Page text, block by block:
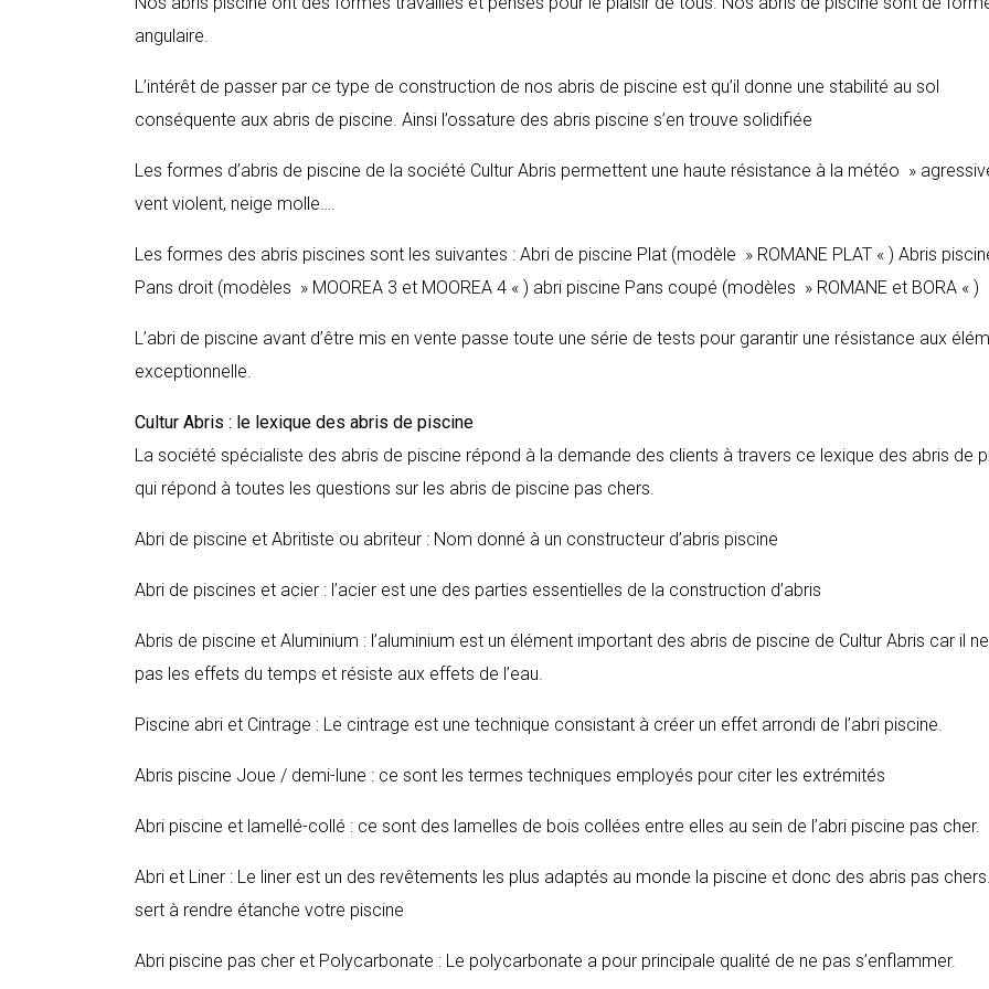
angulaire.
L’intérêt de passer par ce type de construction de nos abris de piscine est qu’il donne une stabilité au sol
conséquente aux abris de piscine. Ainsi l’ossature des abris piscine s’en trouve solidifiée
Les formes d’abris de piscine de la société Cultur Abris permettent une haute résistance à la météo »
vent violent, neige molle….
Les formes des abris piscines sont les suivantes : Abri de piscine Plat (modèle » ROMANE PLAT « ) Abris
Pans droit (modèles » MOOREA 3 et MOOREA 4 « ) abri piscine Pans coupé (modèles » ROMANE et BORA « )
L’abri de piscine avant d’être mis en vente passe toute une série de tests pour garantir une résistance aux
exceptionnelle.
Cultur Abris : le lexique des abris de piscine
La société spécialiste des abris de piscine répond à la demande des clients à travers ce lexique des abris de
qui répond à toutes les questions sur les abris de piscine pas chers.
Abri de piscine et Abritiste ou abriteur : Nom donné à un constructeur d’abris piscine
Abri de piscines et acier : l’acier est une des parties essentielles de la construction d’abris
Abris de piscine et Aluminium : l’aluminium est un élément important des abris de piscine de Cultur Abris car il
pas les effets du temps et résiste aux effets de l’eau.
Piscine abri et Cintrage : Le cintrage est une technique consistant à créer un effet arrondi de l’abri piscine.
Abris piscine Joue / demi-lune : ce sont les termes techniques employés pour citer les extrémités
Abri piscine et lamellé-collé : ce sont des lamelles de bois collées entre elles au sein de l’abri piscine pas cher.
Abri et Liner : Le liner est un des revêtements les plus adaptés au monde la piscine et donc des abris pas
sert à rendre étanche votre piscine
Abri piscine pas cher et Polycarbonate : Le polycarbonate a pour principale qualité de ne pas s’enflammer.